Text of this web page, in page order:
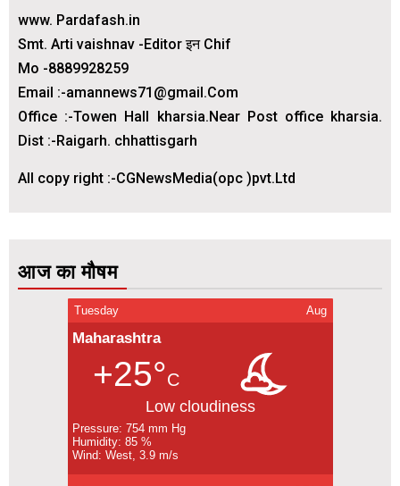
www. Pardafash.in
Smt. Arti vaishnav -Editor इन Chif
Mo -8889928259
Email :-amannews71@gmail.Com
Office :-Towen Hall kharsia.Near Post office kharsia.
Dist :-Raigarh. chhattisgarh
All copy right :-CGNewsMedia(opc )pvt.Ltd
आज का मौषम
Tuesday Aug
Maharashtra
+25°C
Low cloudiness
Pressure: 754 mm Hg
Humidity: 85 %
Wind: West, 3.9 m/s